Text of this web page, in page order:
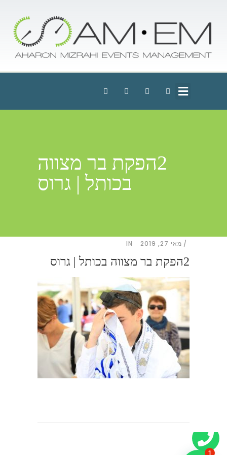
2הפקת בר מצווה
בכותל | גרוס
מאי 27, 2019 IN
2הפקת בר מצווה בכותל | גרוס
1